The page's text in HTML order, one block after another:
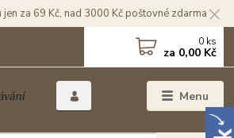
za 69 Kč, nad 3000 Kč poštovné zdarma
Menu
0 ks
za 0,00 Kč